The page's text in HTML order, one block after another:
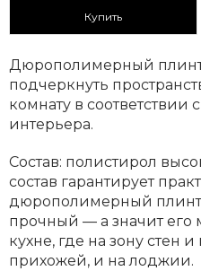
Купить
Дюрополимерный
подчеркнуть
комнату в соответствии
интерьера.
Состав: полистирол
состав гарантирует
дюрополимерный
прочный — а значит его
кухне, где на зону стен
прихожей, и на лоджии.